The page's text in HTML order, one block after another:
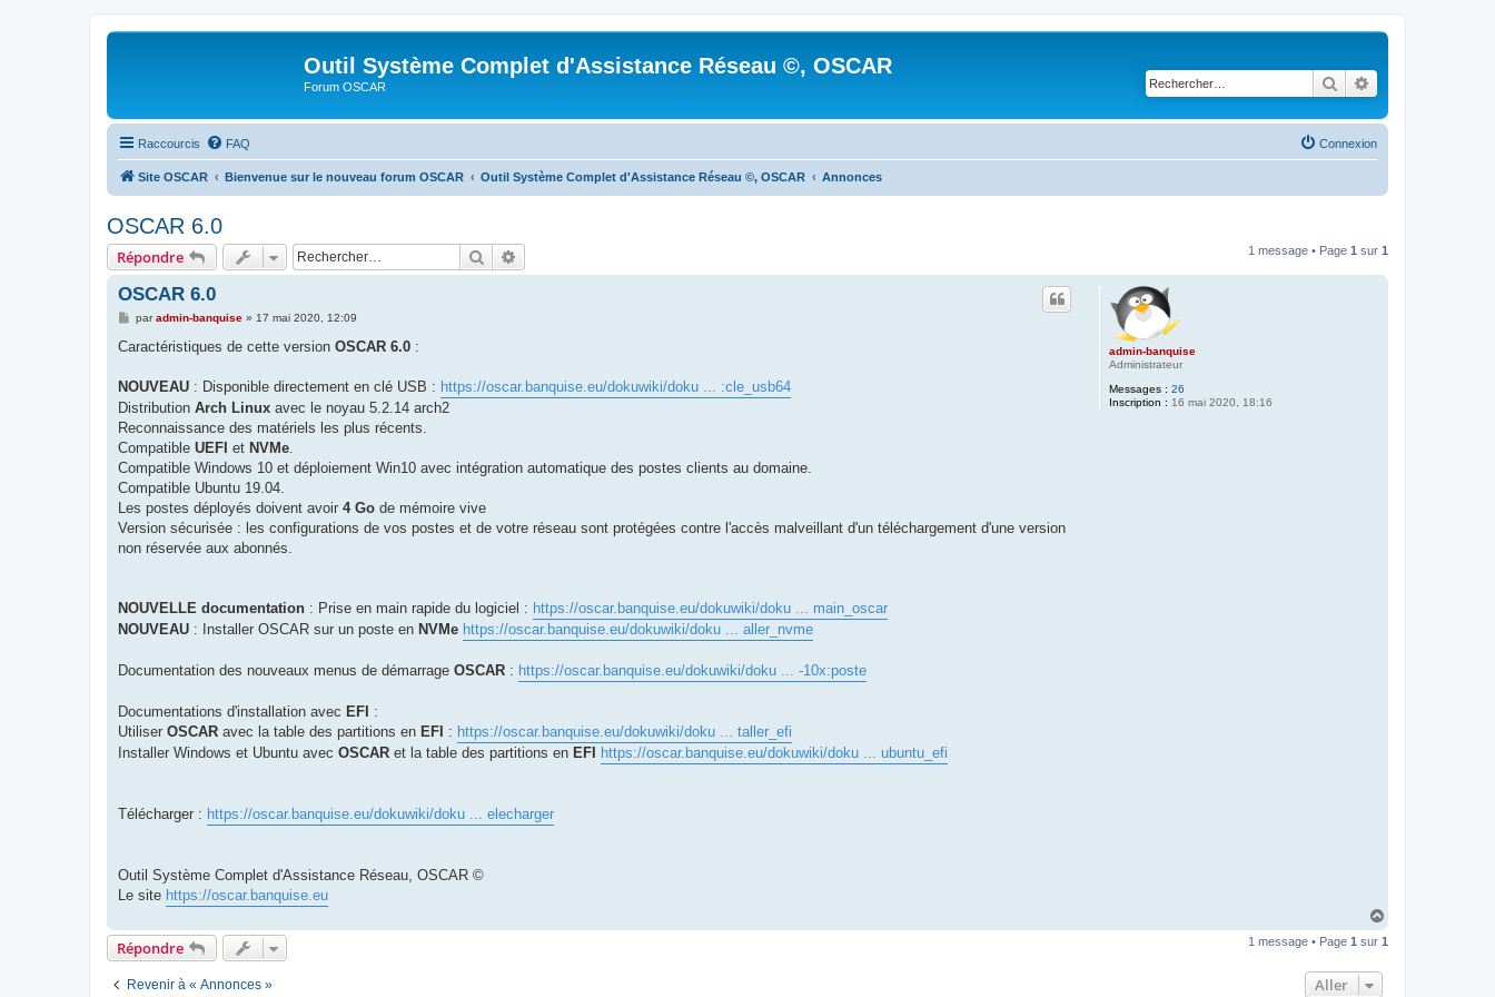
Outil Système Complet d'Assistance Réseau ©, OSCAR
Forum OSCAR Rechercher
Raccourcis FAQ Connexion
Site OSCAR Bienvenue sur le nouveau forum OSCAR Outil Système Complet d'Assistance Réseau ©, OSCAR Annonces
OSCAR 6.0
Répondre Rechercher 1 message • Page 1 sur 1
admin-banquise
Administrateur
Messages : 26
Inscription : 16 mai 2020, 18:16
OSCAR 6.0
M
s
g
paradmin-banquise» 17 mai 2020, 12:09
Caractéristiques de cette version OSCAR 6.0 :
NOUVEAU : Disponible directement en clé USB : https://oscar.banquise.eu/dokuwiki/doku ... :cle_usb64
Distribution Arch Linux avec le noyau 5.2.14 arch2
Reconnaissance des matériels les plus récents.
Compatible UEFI et NVMe
Compatible Windows 10 et déploiement Win10 avec intégration automatique des postes clients au domaine.
Compatible Ubuntu 19.04.
Les postes déployés doivent avoir 4 Go de mémoire vive
Version sécurisée : les configurations de vos postes et de votre réseau sont protégées contre l'accès malveillant d'un téléchargement d'une version
non réservée aux abonnés.
NOUVELLE documentation : Prise en main rapide du logiciel : https://oscar.banquise.eu/dokuwiki/doku ... main_oscar
NOUVEAU : Installer OSCAR sur un poste en NVMe https://oscar.banquise.eu/dokuwiki/doku ... aller_nvme
Documentation des nouveaux menus de démarrage OSCAR : https://oscar.banquise.eu/dokuwiki/doku ... -10x:poste
Documentations d'installation avec EFI :
Utiliser OSCAR avec la table des partitions en EFI : https://oscar.banquise.eu/dokuwiki/doku ... taller_efi
Installer Windows et Ubuntu avec OSCAR et la table des partitions en EFI https://oscar.banquise.eu/dokuwiki/doku ... ubuntu_efi
Télécharger : https://oscar.banquise.eu/dokuwiki/doku ... elecharger
Outil Système Complet d'Assistance Réseau, OSCAR ©
Le site https://oscar.banquise.eu
u
Répondre 1 message • Page 1 sur 1
Revenir à « Annonces » Aller